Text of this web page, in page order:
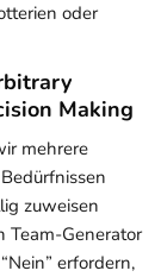
oder
Making
mehrere
zuweisen
Team-Generator
erfordern,